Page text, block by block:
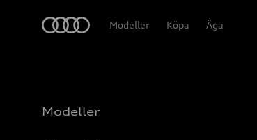
Modeller Köpa Äga
Modeller